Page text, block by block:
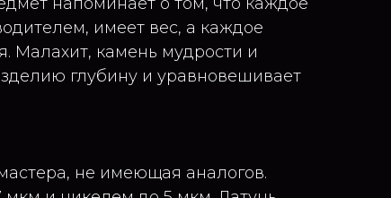
имеет вес, а каждое
Малахит, камень мудрости и
глубину и уравновешивает
не имеющая аналогов.